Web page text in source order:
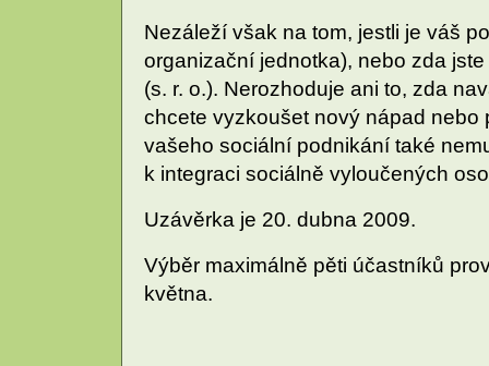
Nezáleží však na tom, jestli je váš
organizační jednotka), nebo zda
(s. r. o.). Nerozhoduje ani to, zda
chcete vyzkoušet nový nápad
vašeho sociální podnikání také
k integraci sociálně vyloučených
Uzávěrka je 20. dubna 2009.
Výběr maximálně pěti účastníků
května.